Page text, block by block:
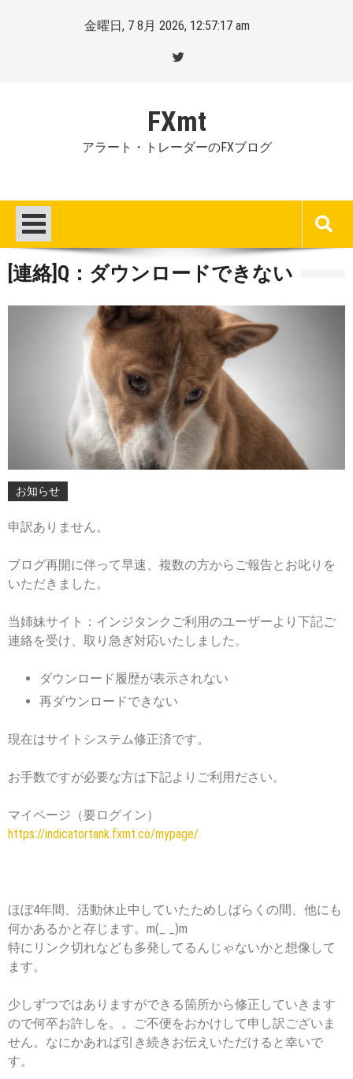
金曜日, 7 8月 2026, 12:57:18 am
FXmt
アラート・トレーダーのFXブログ
[連絡]Q：ダウンロードできない
お知らせ
申訳ありません。
ブログ再開に伴って早速、複数の方からご報告とお叱りを
いただきました。
当姉妹サイト：インジタンクご利用のユーザーより下記ご
連絡を受け、取り急ぎ対応いたしました。
ダウンロード履歴が表示されない
再ダウンロードできない
現在はサイトシステム修正済です。
お手数ですが必要な方は下記よりご利用ださい。
マイページ（要ログイン）
https://indicatortank.fxmt.co/mypage/
ほぼ4年間、活動休止中していたためしばらくの間、他にも
何かあるかと存じます。m(_ _)m
特にリンク切れなども多発してるんじゃないかと想像して
ます。
少しずつではありますができる箇所から修正していきます
ので何卒お許しを。。ご不便をおかけして申し訳ございま
せん。なにかあれば引き続きお伝えいただけると幸いで
す。